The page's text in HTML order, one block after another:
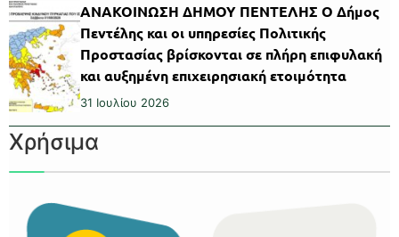
ΑΝΑΚΟΙΝΩΣΗ ΔΗΜΟΥ ΠΕΝΤΕΛΗΣ Ο Δήμος
Πεντέλης και οι υπηρεσίες Πολιτικής
Προστασίας βρίσκονται σε πλήρη επιφυλακή
και αυξημένη επιχειρησιακή ετοιμότητα
31 Ιουλίου 2026
Χρήσιμα